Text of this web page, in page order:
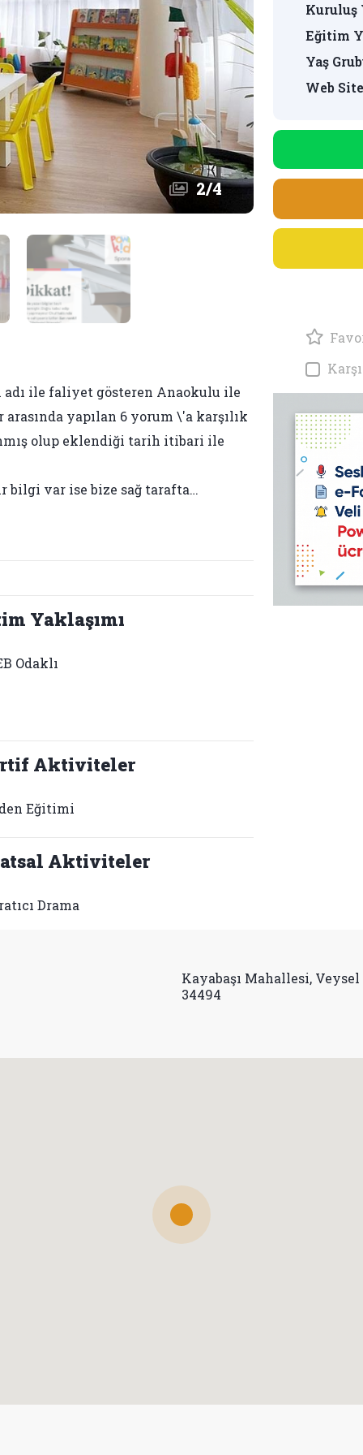
2/4
ile faliyet gösteren Anaokulu ile
yapılan 6 yorum \'a karşılık
olup eklendiği tarih itibari ile
bilgi var ise bize sağ tarafta…
Yaklaşımı
Odaklı
Aktiviteler
Eğitimi
Aktiviteler
Drama
Kuruluş
Eğitim
Yaş
Web
Kayabaşı Mahallesi,
34494